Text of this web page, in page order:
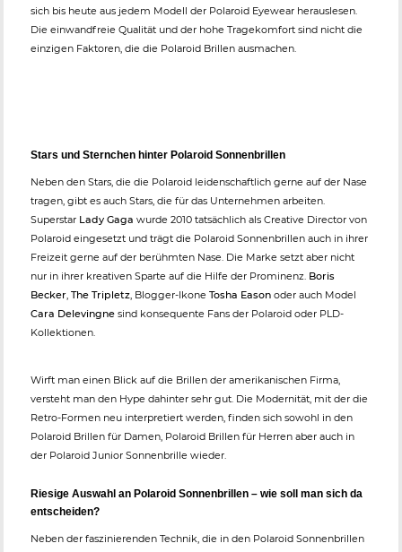
sich bis heute aus jedem Modell der Polaroid Eyewear herauslesen.
Die einwandfreie Qualität und der hohe Tragekomfort sind nicht die
einzigen Faktoren, die die Polaroid Brillen ausmachen.
Stars und Sternchen hinter Polaroid Sonnenbrillen
Neben den Stars, die die Polaroid leidenschaftlich gerne auf der Nase
tragen, gibt es auch Stars, die für das Unternehmen arbeiten.
Superstar Lady Gaga wurde 2010 tatsächlich als Creative Director von
Polaroid eingesetzt und trägt die Polaroid Sonnenbrillen auch in ihrer
Freizeit gerne auf der berühmten Nase. Die Marke setzt aber nicht
nur in ihrer kreativen Sparte auf die Hilfe der Prominenz. Boris
Becker, The Tripletz, Blogger-Ikone Tosha Eason oder auch Model
Cara Delevingne sind konsequente Fans der Polaroid oder PLD-
Kollektionen.
Wirft man einen Blick auf die Brillen der amerikanischen Firma,
versteht man den Hype dahinter sehr gut. Die Modernität, mit der die
Retro-Formen neu interpretiert werden, finden sich sowohl in den
Polaroid Brillen für Damen, Polaroid Brillen für Herren aber auch in
der Polaroid Junior Sonnenbrille wieder.
Riesige Auswahl an Polaroid Sonnenbrillen – wie soll man sich da
entscheiden?
Neben der faszinierenden Technik, die in den Polaroid Sonnenbrillen